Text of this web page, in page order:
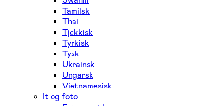
Tamilsk
Thai
Tjekkisk
Tyrkisk
Tysk
Ukrainsk
Ungarsk
Vietnamesisk
It og foto